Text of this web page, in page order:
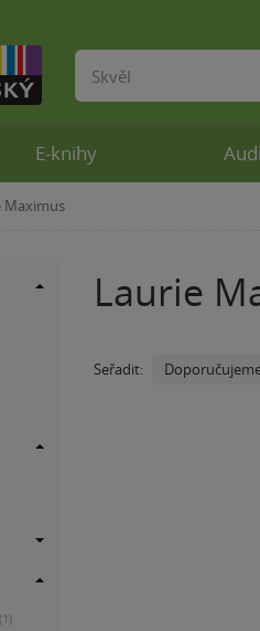
Maximus
Laurie
Seřadit:
(1)
E-knihy
Vyhledávání